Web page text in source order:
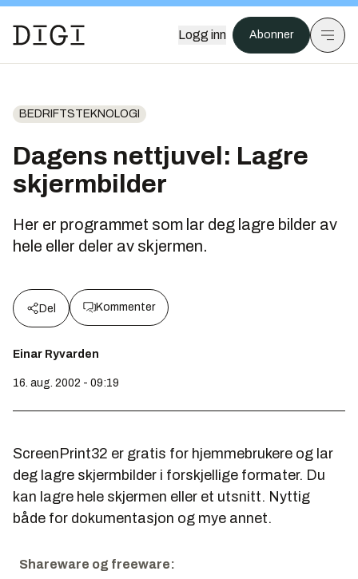
Logg inn Abonner
BEDRIFTSTEKNOLOGI
Dagens nettjuvel: Lagre
skjermbilder
Her er programmet som lar deg lagre bilder av
hele eller deler av skjermen.
Del Kommenter
Einar Ryvarden
16. aug. 2002 - 09:19
ScreenPrint32 er gratis for hjemmebrukere og lar
deg lagre skjermbilder i forskjellige formater. Du
kan lagre hele skjermen eller et utsnitt. Nyttig
både for dokumentasjon og mye annet.
Shareware og freeware: